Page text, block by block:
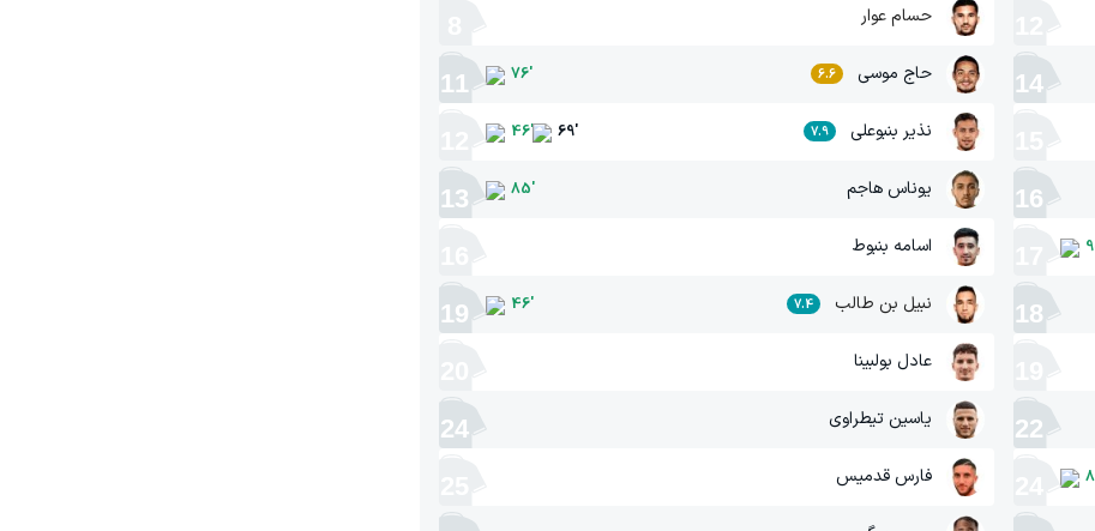
14
16
18
22
حسام عوار
حاج موسی 6.6
76'
11
نذیر بنبوعلی 7.9
46' 69'
یوناس هاجم 85'
13
اسامه بنبوط
نبیل بن طالب 7.4
46'
19
عادل بولبینا
یاسین تیطراوی 24
فارس قدمیس